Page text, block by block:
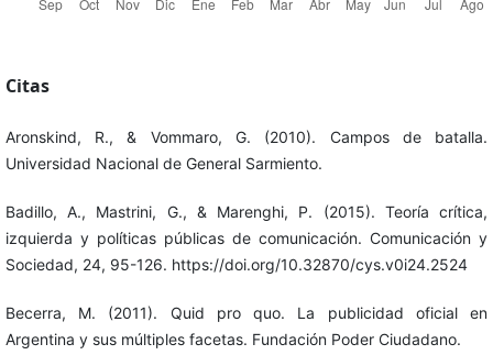
Citas
Aronskind, R., & Vommaro, G. (2010). Campos de batalla.
Universidad Nacional de General Sarmiento.
Badillo, A., Mastrini, G., & Marenghi, P. (2015). Teoría crítica,
izquierda y políticas públicas de comunicación. Comunicación y
Sociedad, 24, 95-126. https://doi.org/10.32870/cys.v0i24.2524
Becerra, M. (2011). Quid pro quo. La publicidad oficial en
Argentina y sus múltiples facetas. Fundación Poder Ciudadano.